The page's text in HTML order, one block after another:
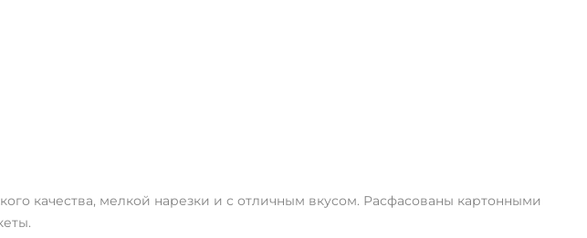
качества, мелкой нарезки и с отличным вкусом. Расфасованы картонными